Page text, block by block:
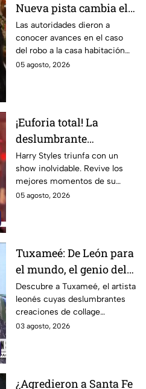
Nueva pista cambia el
caso de Karely Ruiz;
hay un detenido
Las autoridades dieron a
conocer avances en el caso
del robo a la casa habitación
de la influencer.
05 agosto, 2026
¡Euforia total! La
deslumbrante
presentación de Harry
Styles enamora a miles
de fans
Harry Styles triunfa con un
show inolvidable. Revive los
mejores momentos de su
presentación, el setlist y la
05 agosto, 2026
Tuxameé: De León para
el mundo, el genio del
collage que cautiva al
arte
Descubre a Tuxameé, el artista
leonés cuyas deslumbrantes
creaciones de collage
traspasan fronteras y
03 agosto, 2026
¿Agredieron a Santa Fe